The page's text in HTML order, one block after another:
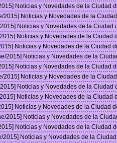
Noticias y Novedades de la Ciudad
2015] Noticias y Novedades de la
Noticias y Novedades de la Ciudad
Noticias y Novedades de la Ciudad
Noticias y Novedades de la Ciudad
2015] Noticias y Novedades de la
Noticias y Novedades de la Ciudad
2015] Noticias y Novedades de la
Noticias y Novedades de la Ciudad
Noticias y Novedades de la Ciudad
Noticias y Novedades de la Ciudad
2015] Noticias y Novedades de la
Noticias y Novedades de la Ciudad
2015] Noticias y Novedades de la